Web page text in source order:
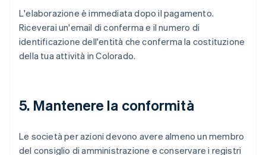
L'elaborazione è immediata dopo il pagamento.
Riceverai un'email di conferma e il numero di
identificazione dell'entità che conferma la costituzione
della tua attività in Colorado.
5. Mantenere la conformità
Le società per azioni devono avere almeno un membro
del consiglio di amministrazione e conservare i registri